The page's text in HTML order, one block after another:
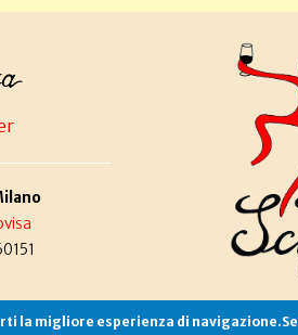
Associazione La
la migliore esperienza di